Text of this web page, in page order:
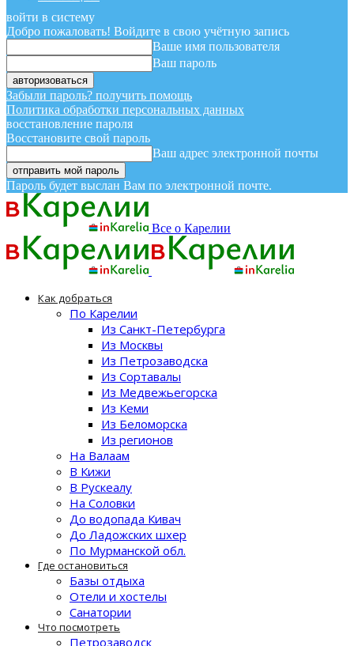
войти в систему
Добро пожаловать! Войдите в свою учётную запись
Ваше имя пользователя
Ваш пароль
Забыли пароль? получить помощь
Политика обработки персональных данных
восстановление пароля
Восстановите свой пароль
Ваш адрес электронной почты
Пароль будет выслан Вам по электронной почте.
Все о Карелии
Как добраться
По Карелии
Из Санкт-Петербурга
Из Москвы
Из Петрозаводска
Из Сортавалы
Из Медвежьегорска
Из Кеми
Из Беломорска
Из регионов
На Валаам
В Кижи
В Рускеалу
На Соловки
До водопада Кивач
До Ладожских шхер
По Мурманской обл.
Где остановиться
Базы отдыха
Отели и хостелы
Санатории
Что посмотреть
Петрозаводск